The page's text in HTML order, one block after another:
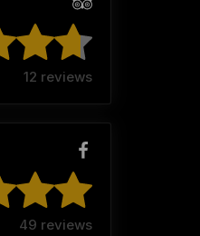
12 reviews
49 reviews